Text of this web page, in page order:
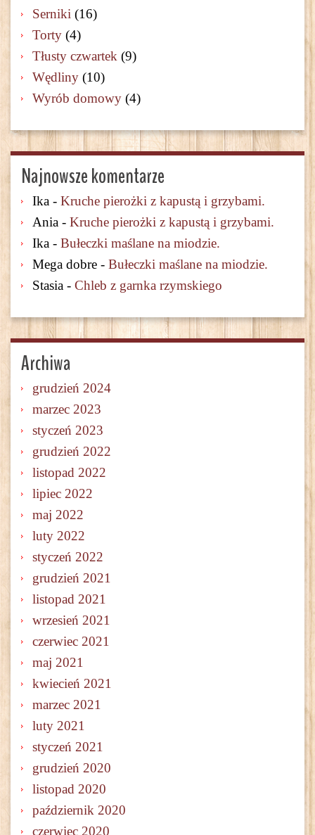
Serniki (16)
Torty (4)
Tłusty czwartek (9)
Wędliny (10)
Wyrób domowy (4)
Najnowsze komentarze
Ika - Kruche pierożki z kapustą i grzybami.
Ania - Kruche pierożki z kapustą i grzybami.
Ika - Bułeczki maślane na miodzie.
Mega dobre - Bułeczki maślane na miodzie.
Stasia - Chleb z garnka rzymskiego
Archiwa
grudzień 2024
marzec 2023
styczeń 2023
grudzień 2022
listopad 2022
lipiec 2022
maj 2022
luty 2022
styczeń 2022
grudzień 2021
listopad 2021
wrzesień 2021
czerwiec 2021
maj 2021
kwiecień 2021
marzec 2021
luty 2021
styczeń 2021
grudzień 2020
listopad 2020
październik 2020
czerwiec 2020